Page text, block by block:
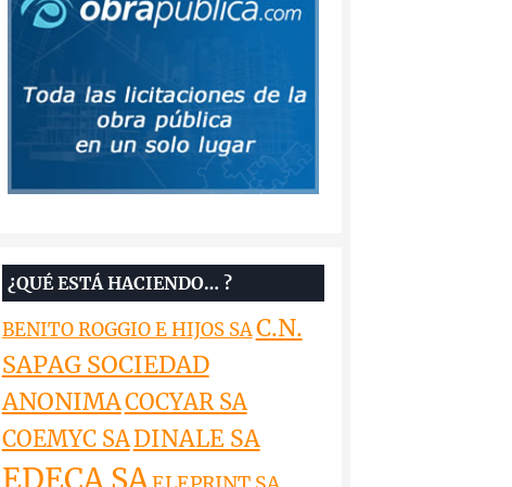
¿QUÉ ESTÁ HACIENDO… ?
BENITO ROGGIO E HIJOS SAC.N.
SAPAG SOCIEDAD
ANONIMACOCYAR SA
COEMYC SADINALE SA
EDECA SA